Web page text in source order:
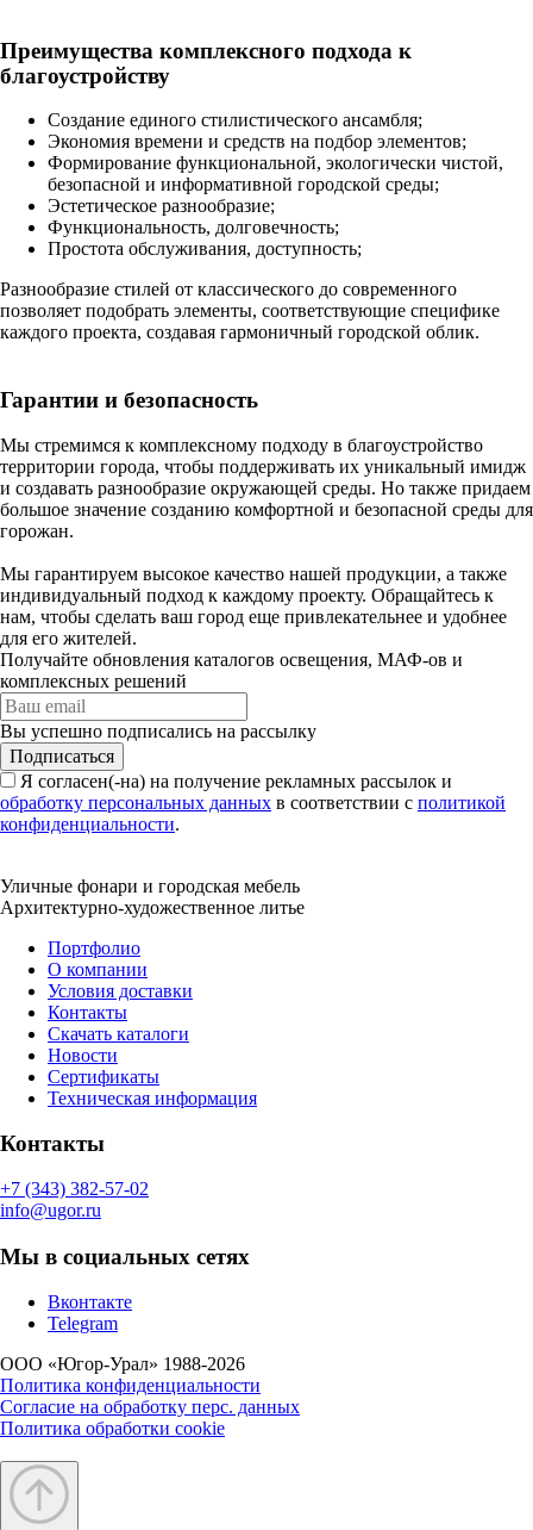
Преимущества комплексного подхода к
благоустройству
Создание единого стилистического ансамбля;
Экономия времени и средств на подбор элементов;
Формирование функциональной, экологически чистой,
безопасной и информативной городской среды;
Эстетическое разнообразие;
Функциональность, долговечность;
Простота обслуживания, доступность;
Разнообразие стилей от классического до современного
позволяет подобрать элементы, соответствующие специфике
каждого проекта, создавая гармоничный городской облик.
Гарантии и безопасность
Мы стремимся к комплексному подходу в благоустройство
территории города, чтобы поддерживать их уникальный имидж
и создавать разнообразие окружающей среды. Но также придаем
большое значение созданию комфортной и безопасной среды для
горожан.
Мы гарантируем высокое качество нашей продукции, а также
индивидуальный подход к каждому проекту. Обращайтесь к
нам, чтобы сделать ваш город еще привлекательнее и удобнее
для его жителей.
Получайте обновления каталогов освещения, МАФ-ов и
комплексных решений
Вы успешно подписались на рассылку
Подписаться
Я согласен(-на) на получение рекламных рассылок и
обработку персональных данных в соответствии с политикой
конфиденциальности.
Уличные фонари и городская мебель
Архитектурно-художественное литье
Портфолио
О компании
Условия доставки
Контакты
Скачать каталоги
Новости
Сертификаты
Техническая информация
Контакты
+7 (343) 382-57-02
info@ugor.ru
Мы в социальных сетях
Вконтакте
Telegram
ООО «Югор-Урал» 1988-2026
Политика конфиденциальности
Согласие на обработку перс. данных
Политика обработки cookie